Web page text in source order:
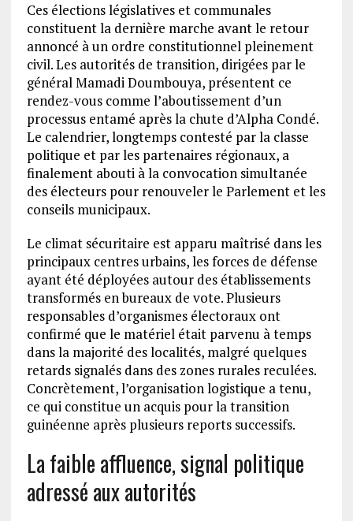
Ces élections législatives et communales
constituent la dernière marche avant le retour
annoncé à un ordre constitutionnel pleinement
civil. Les autorités de transition, dirigées par le
général Mamadi Doumbouya, présentent ce
rendez-vous comme l’aboutissement d’un
processus entamé après la chute d’Alpha Condé.
Le calendrier, longtemps contesté par la classe
politique et par les partenaires régionaux, a
finalement abouti à la convocation simultanée
des électeurs pour renouveler le Parlement et les
conseils municipaux.
Le climat sécuritaire est apparu maîtrisé dans les
principaux centres urbains, les forces de défense
ayant été déployées autour des établissements
transformés en bureaux de vote. Plusieurs
responsables d’organismes électoraux ont
confirmé que le matériel était parvenu à temps
dans la majorité des localités, malgré quelques
retards signalés dans des zones rurales reculées.
Concrètement, l’organisation logistique a tenu,
ce qui constitue un acquis pour la transition
guinéenne après plusieurs reports successifs.
La faible affluence, signal politique
adressé aux autorités